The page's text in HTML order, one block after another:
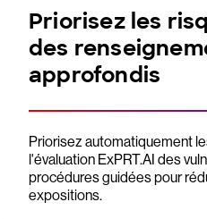
Priorisez les
des
approfondis
Priorisez automatiquement
l'évaluation ExPRT.AI des
procédures guidées pour
expositions.